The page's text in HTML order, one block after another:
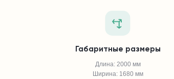
Габаритные размеры
Длина: 2000 мм
Ширина: 1680 мм